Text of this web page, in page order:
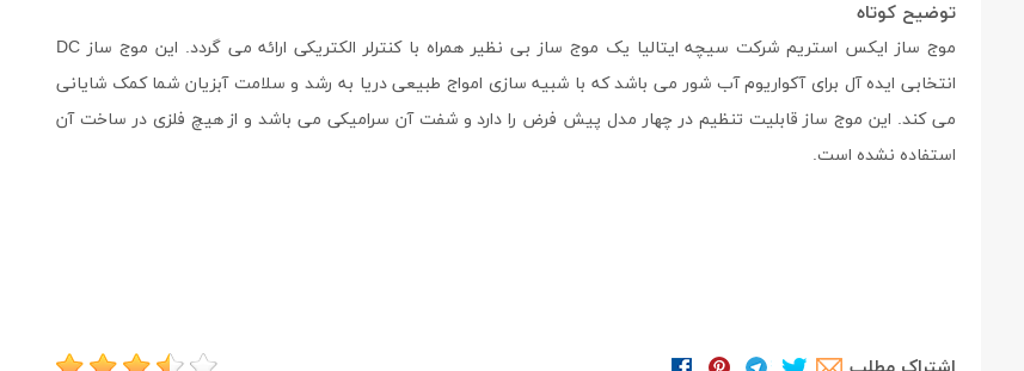
توضیح کوتاه
موج ساز ایکس استریم شرکت سیچه ایتالیا یک موج ساز بی نظیر همراه با کنترلر الکتریکی ارائه می گردد. این موج ساز DC
انتخابی ایده آل برای آکواریوم آب شور می باشد که با شبیه سازی امواج طبیعی دریا به رشد و سلامت آبزیان شما کمک شایانی
می کند. این موج ساز قابلیت تنظیم در چهار مدل پیش فرض را دارد و شفت آن سرامیکی می باشد و از هیچ فلزی در ساخت آن
استفاده نشده است.